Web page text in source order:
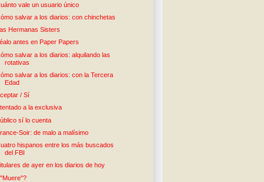
vale un usuario único
salvar a los diarios: con chinchetas
Hermanas Sisters
Léalo antes en Paper Papers
salvar a los diarios: alquilando las
rotativas
salvar a los diarios: con la Tercera
Edad
/ Sí
a la exclusiva
sí lo cuenta
Soir: de malo a malísimo
hispanos entre los más buscados
del FBI
de ayer en los diarios de hoy